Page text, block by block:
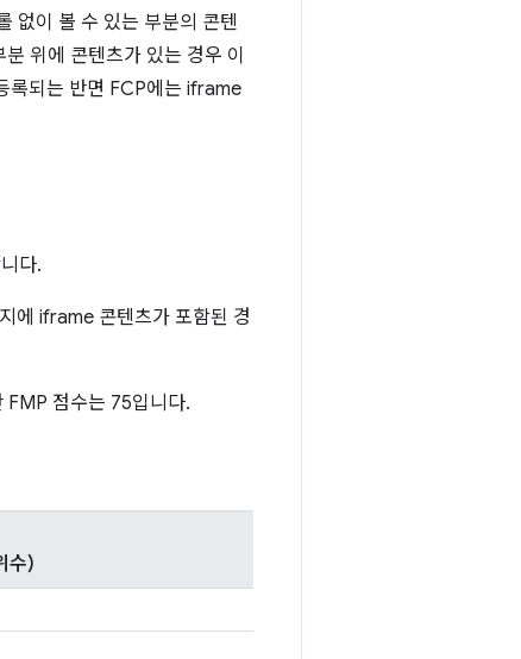
없이 볼 수 있는 부분의 콘텐
위에 콘텐츠가 있는 경우 이
록되는 반면 FCP에는 iframe
다.
에 iframe 콘텐츠가 포함된 경
FMP 점수는 75입니다.
수)